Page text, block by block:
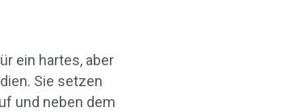
ein hartes, aber
Sie setzen
und neben dem